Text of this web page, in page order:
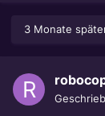
3 Monate